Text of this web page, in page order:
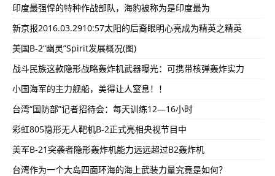
印度最强悍的特种作战部队，海豹被称为是印度最为
新京报2016.03.2910:57太阳的后裔眼明心亮成为精英之精英
美国B-2“幽灵”Spirit发展概况(图)
战斗民族这款隐形战略轰炸机武器曝光：可携带核弹轰炸实力
小国海军的主力舰船，美得让人窒息！！
台湾“国防部”记者招待会：每天训练12—16小时
彩虹805隐形无人靶机B-2正式亮相央视节目中
美军B-21突袭者隐形轰炸机能力远远超过B2轰炸机
台湾作为一个大岛四面环海的海上武装力量究竟是如何？